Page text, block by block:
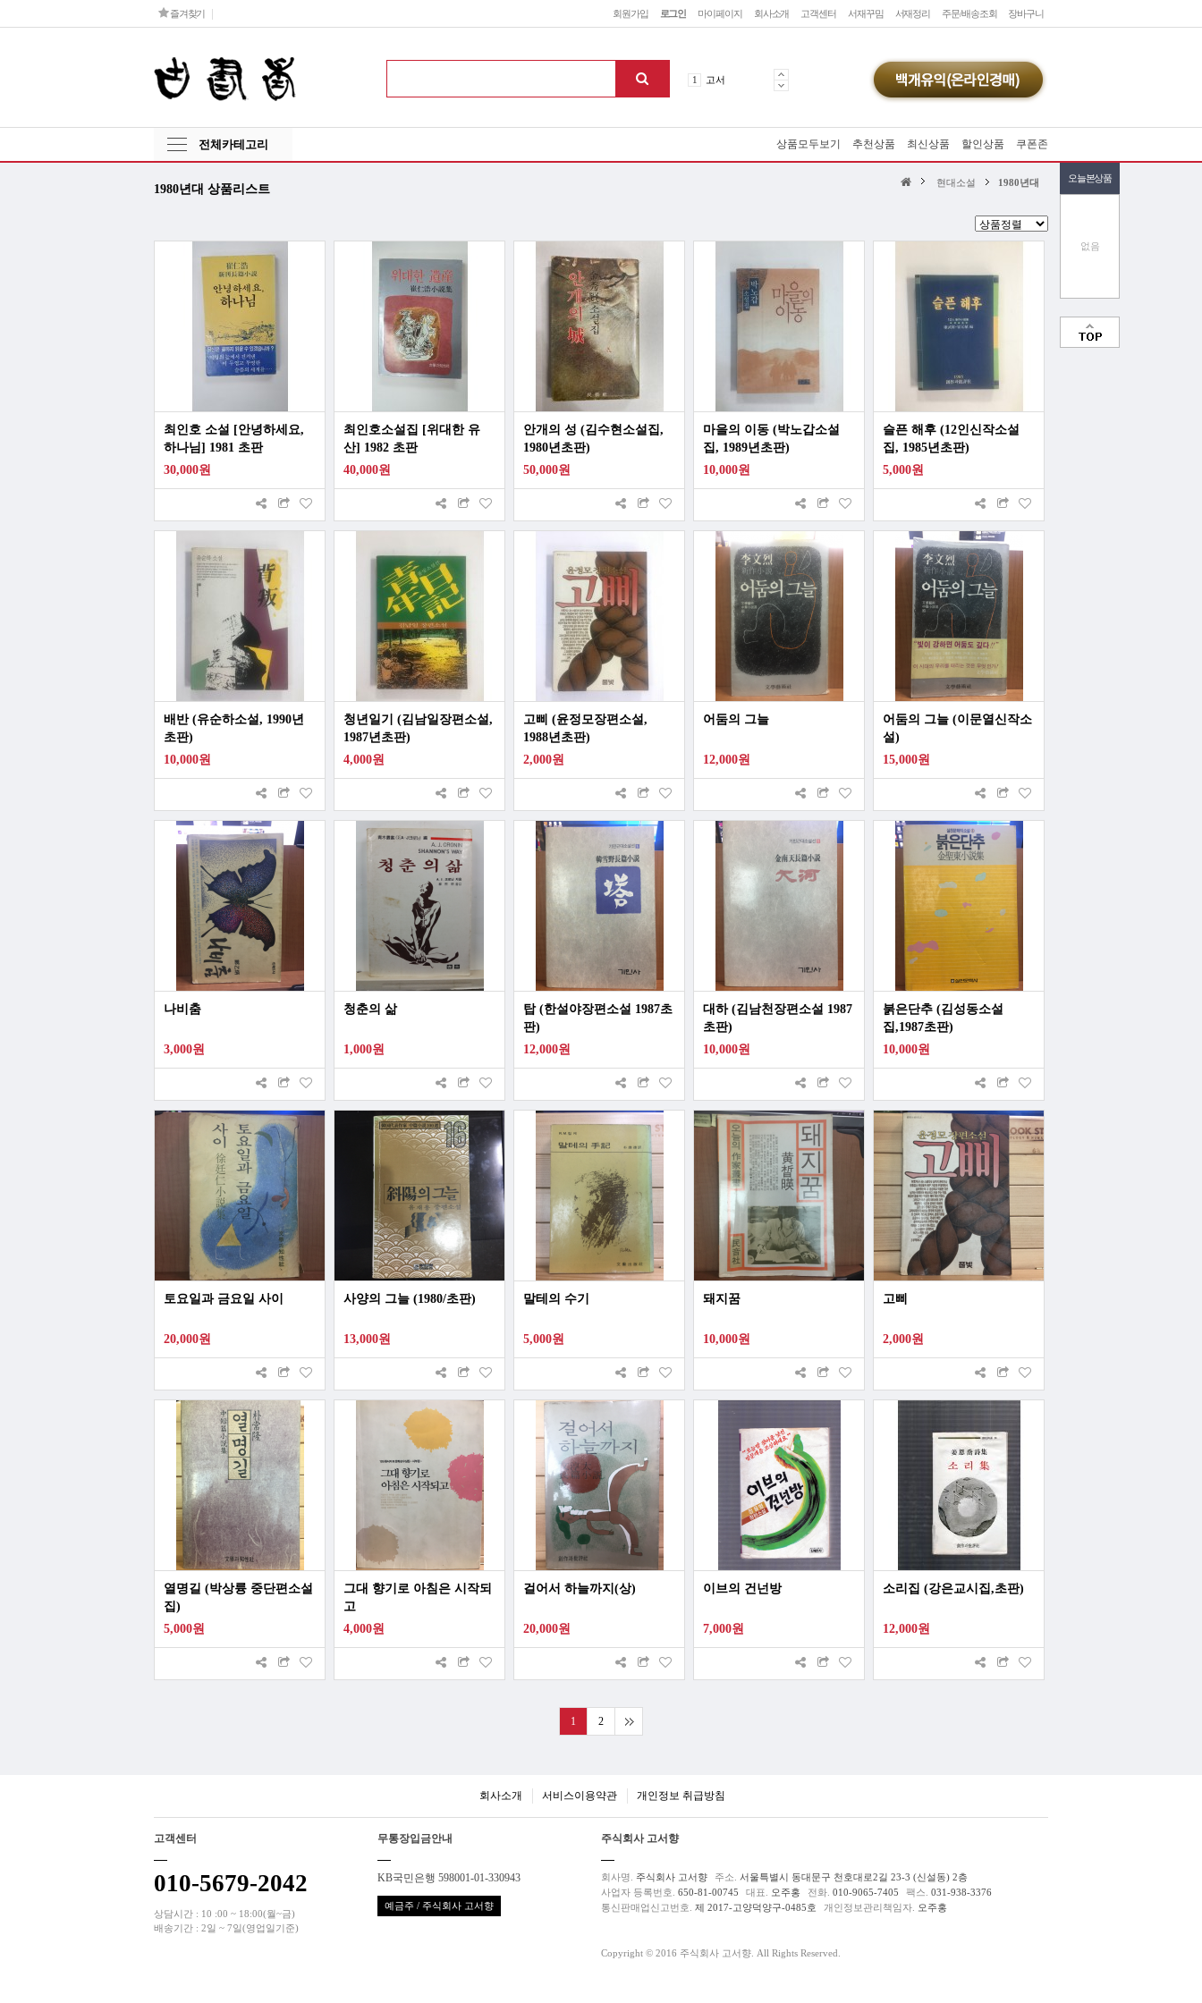
회원가입 로그인 마이페이지 회사소개 고객센터 서재꾸밈 서재정리 주문/배송조회 장바구니
즐겨찾기
1 고서
5 철학
전체카테고리 상품모두보기 추천상품 최신상품 할인상품 쿠폰존
1980년대 상품리스트
오늘본상품
없음
맨위로
현대소설 1980년대
최인호 소설 [안녕하세요,
하나님] 1981 초판
30,000원
최인호소설집 [위대한 유
산] 1982 초판
40,000원
안개의 성 (김수현소설집,
1980년초판)
50,000원
마을의 이동 (박노갑소설
집, 1989년초판)
10,000원
슬픈 해후 (12인신작소설
집, 1985년초판)
5,000원
배반 (유순하소설, 1990년
초판)
10,000원
청년일기 (김남일장편소설,
1987년초판)
4,000원
고삐 (윤정모장편소설,
1988년초판)
2,000원
어둠의 그늘
12,000원
어둠의 그늘 (이문열신작소
설)
15,000원
나비춤
3,000원
청춘의 삶
1,000원
탑 (한설야장편소설 1987초
판)
12,000원
대하 (김남천장편소설 1987
초판)
10,000원
붉은단추 (김성동소설
집,1987초판)
10,000원
토요일과 금요일 사이
20,000원
사양의 그늘 (1980/초판)
13,000원
말테의 수기
5,000원
돼지꿈
10,000원
고삐
2,000원
열명길 (박상륭 중단편소설
집)
5,000원
그대 향기로 아침은 시작되
고
4,000원
걸어서 하늘까지(상)
20,000원
이브의 건넌방
7,000원
소리집 (강은교시집,초판)
12,000원
1 2
회사소개 서비스이용약관 개인정보 취급방침
고객센터
010-5679-2042
상담시간 : 10 :00 ~ 18:00(월~금)
배송기간 : 2일 ~ 7일(영업일기준)
무통장입금안내
KB국민은행 598001-01-330943
예금주 / 주식회사 고서향
주식회사 고서향
회사명. 주식회사 고서향 주소. 서울특별시 동대문구 천호대로2길 23-3 (신설동) 2층
사업자 등록번호. 650-81-00745 대표. 오주홍 전화. 010-9065-7405 팩스. 031-938-3376
통신판매업신고번호. 제 2017-고양덕양구-0485호 개인정보관리책임자. 오주홍
Copyright © 2016 주식회사 고서향. All Rights Reserved.